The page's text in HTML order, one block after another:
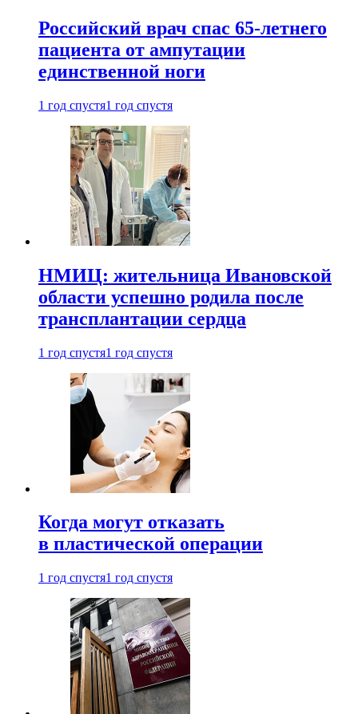
Российский врач спас 65-летнего
пациента от ампутации
единственной ноги
1 год спустя1 год спустя
НМИЦ: жительница Ивановской
области успешно родила после
трансплантации сердца
1 год спустя1 год спустя
Когда могут отказать
в пластической операции
1 год спустя1 год спустя